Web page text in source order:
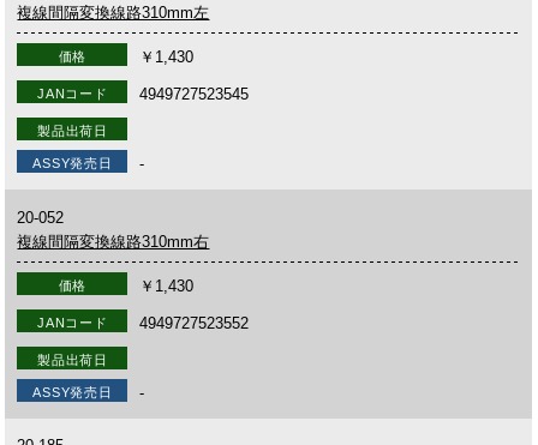
複線間隔変換線路310mm左
価格 ￥1,430
JANコード 4949727523545
製品出荷日
ASSY発売日 -
20-052
複線間隔変換線路310mm右
価格 ￥1,430
JANコード 4949727523552
製品出荷日
ASSY発売日 -